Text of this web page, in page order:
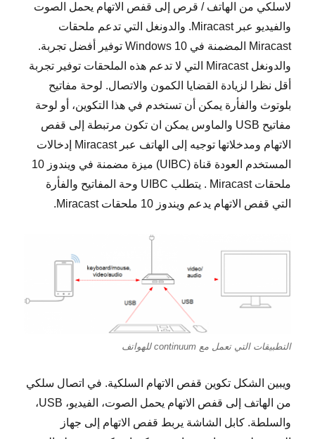
لاسلكي من الهاتف / قرص إلى قفص الاتهام يحمل الصوت
والفيديو عبر Miracast. والدونغل التي تدعم ملحقات
Miracast المضمنة في Windows 10 توفير أفضل تجربة.
والدونغل Miracast التي لا تدعم هذه الملحقات توفير تجربة
أقل نظرا لزيادة القضايا الكمون والاتصال. لوحة مفاتيح
بلوتوث والفأرة يمكن أن تستخدم في هذا التكوين، أو لوحة
مفاتيح USB والماوس يمكن ان تكون مرتبطة إلى قفص
الاتهام ومدخلاتها توجيه إلى الهاتف عبر Miracast إدخالات
المستخدم العودة قناة (UIBC) ميزة مضمنة في ويندوز 10
ملحقات Miracast . يتطلب UIBC وحة المفاتيح والفأرة
التي قفص الاتهام يدعم ويندوز 10 ملحقات Miracast.
التطبيقات التي تعمل مع continuum للهواتف
ويبين الشكل تكوين قفص الاتهام السلكية. في اتصال سلكي
من الهاتف إلى قفص الاتهام يحمل الصوت، الفيديو، USB،
والسلطة. كابل الشاشة يربط قفص الاتهام إلى جهاز